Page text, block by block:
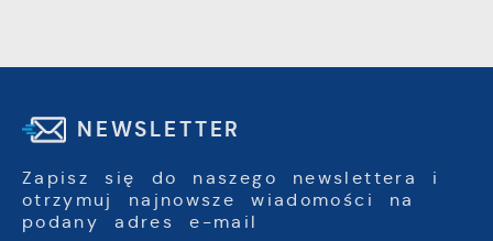
NEWSLETTER
Zapisz się do naszego newslettera i
otrzymuj najnowsze wiadomości na
podany adres e-mail